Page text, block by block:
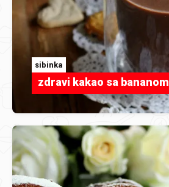
sibinka
zdravi kakao sa bananom